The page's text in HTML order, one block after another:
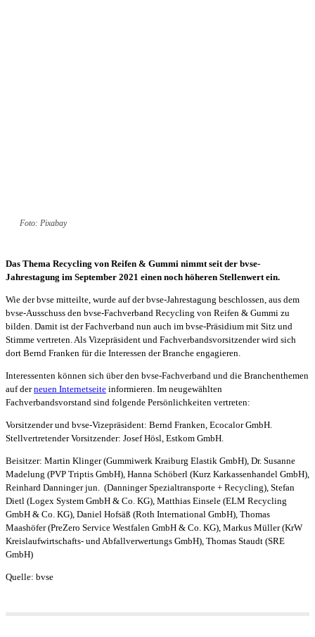
Foto: Pixabay
Das Thema Recycling von Reifen & Gummi nimmt seit der bvse-
Jahrestagung im September 2021 einen noch höheren Stellenwert ein.
Wie der bvse mitteilte, wurde auf der bvse-Jahrestagung beschlossen, aus dem
bvse-Ausschuss den bvse-Fachverband Recycling von Reifen & Gummi zu
bilden. Damit ist der Fachverband nun auch im bvse-Präsidium mit Sitz und
Stimme vertreten. Als Vizepräsident und Fachverbandsvorsitzender wird sich
dort Bernd Franken für die Interessen der Branche engagieren.
Interessenten können sich über den bvse-Fachverband und die Branchenthemen
auf derneuen Internetseite informieren. Im neugewählten
Fachverbandsvorstand sind folgende Persönlichkeiten vertreten:
Vorsitzender und bvse-Vizepräsident: Bernd Franken, Ecocalor GmbH.
Stellvertretender Vorsitzender: Josef Hösl, Estkom GmbH.
Beisitzer: Martin Klinger (Gummiwerk Kraiburg Elastik GmbH), Dr. Susanne
Madelung (PVP Triptis GmbH), Hanna Schöberl (Kurz Karkassenhandel GmbH),
Reinhard Danninger jun. (Danninger Spezialtransporte + Recycling), Stefan
Dietl (Logex System GmbH & Co. KG), Matthias Einsele (ELM Recycling
GmbH & Co. KG), Daniel Hofsäß (Roth International GmbH), Thomas
Maashöfer (PreZero Service Westfalen GmbH & Co. KG), Markus Müller (KrW
Kreislaufwirtschafts- und Abfallverwertungs GmbH), Thomas Staudt (SRE
GmbH)
Quelle: bvse